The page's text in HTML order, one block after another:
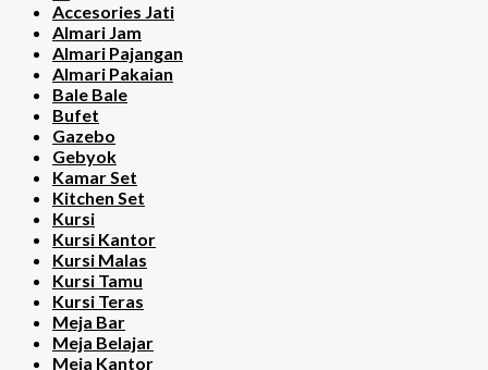
Accesories Jati
Almari Jam
Almari Pajangan
Almari Pakaian
Bale Bale
Bufet
Gazebo
Gebyok
Kamar Set
Kitchen Set
Kursi
Kursi Kantor
Kursi Malas
Kursi Tamu
Kursi Teras
Meja Bar
Meja Belajar
Meja Kantor